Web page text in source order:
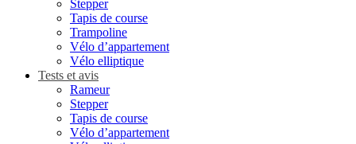
Stepper
Tapis de course
Trampoline
Vélo d’appartement
Vélo elliptique
Tests et avis
Rameur
Stepper
Tapis de course
Vélo d’appartement